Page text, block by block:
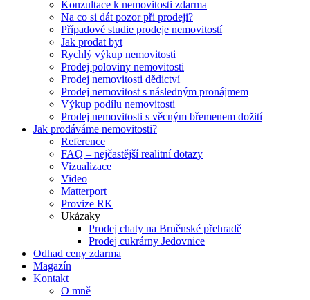
Konzultace k nemovitosti zdarma
Na co si dát pozor při prodeji?
Případové studie prodeje nemovitostí
Jak prodat byt
Rychlý výkup nemovitosti
Prodej poloviny nemovitosti
Prodej nemovitosti dědictví
Prodej nemovitost s následným pronájmem
Výkup podílu nemovitosti
Prodej nemovitosti s věcným břemenem dožití
Jak prodáváme nemovitosti?
Reference
FAQ – nejčastější realitní dotazy
Vizualizace
Video
Matterport
Provize RK
Ukázaky
Prodej chaty na Brněnské přehradě
Prodej cukrárny Jedovnice
Odhad ceny zdarma
Magazín
Kontakt
O mně